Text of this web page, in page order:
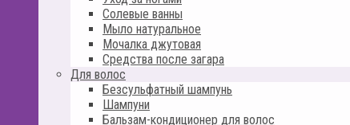
Солевые ванны
Мыло натуральное
Мочалка джутовая
Средства после загара
Для волос
Безсульфатный шампунь
Шампуни
Бальзам-кондиционер для волос